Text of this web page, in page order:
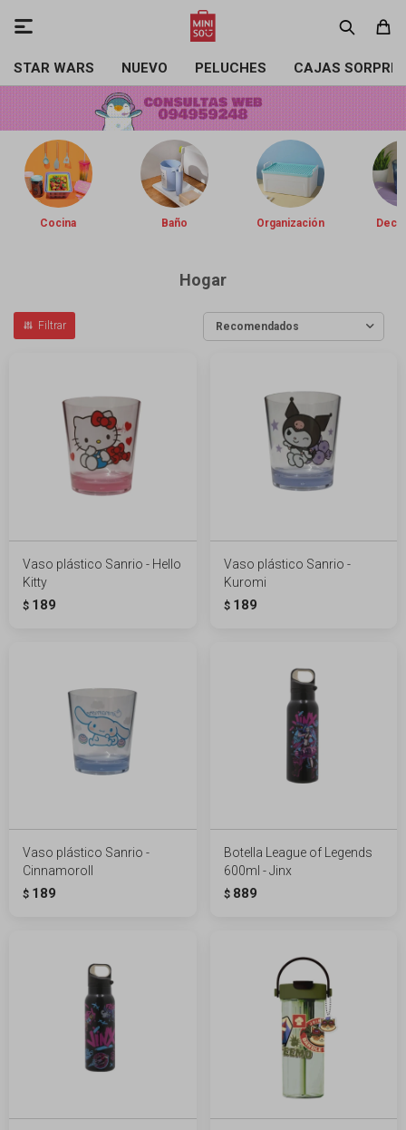
STAR WARS NUEVO PELUCHES CAJAS

Cocina Baño Organización
Hogar
Recomendados
Vaso plástico Sanrio - Hello
Kitty
$ 189
Vaso plástico Sanrio -
Kuromi
$ 189
Vaso plástico Sanrio -
Cinnamoroll
$ 189
Botella League of Legends
600ml - Jinx
$ 889